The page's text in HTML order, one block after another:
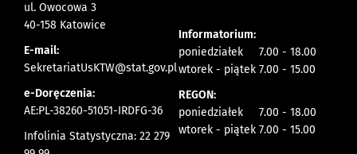
ul. Owocowa 3
40-158 Katowice
E-mail:
SekretariatUsKTW@stat.gov.pl
e-Doręczenia:
AE:PL-38260-51051-IRDFG-36
Infolinia Statystyczna: 22 279
Informatorium:
poniedziałek 7.00 - 18.00
wtorek - piątek 7.00 - 15.00
REGON:
poniedziałek 7.00 - 18.00
wtorek - piątek 7.00 - 15.00